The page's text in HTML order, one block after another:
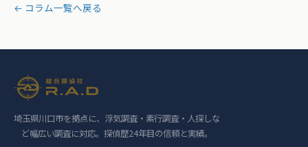
← コラム一覧へ戻る
埼玉県川口市を拠点に、浮気調査・素行調査・人探しな
ど幅広い調査に対応。探偵歴24年目の信頼と実績。